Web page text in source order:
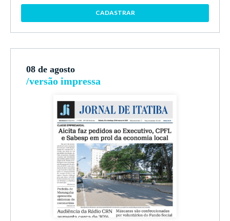
CADASTRAR
08 de agosto
/versão impressa